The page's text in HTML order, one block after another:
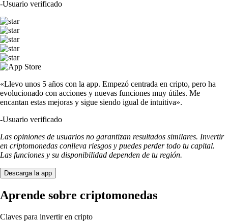
-Usuario verificado
«Llevo unos 5 años con la app. Empezó centrada en cripto, pero ha
evolucionado con acciones y nuevas funciones muy útiles. Me
encantan estas mejoras y sigue siendo igual de intuitiva».
-Usuario verificado
Las opiniones de usuarios no garantizan resultados similares. Invertir
en criptomonedas conlleva riesgos y puedes perder todo tu capital.
Las funciones y su disponibilidad dependen de tu región.
Descarga la app
Aprende sobre criptomonedas
Claves para invertir en cripto